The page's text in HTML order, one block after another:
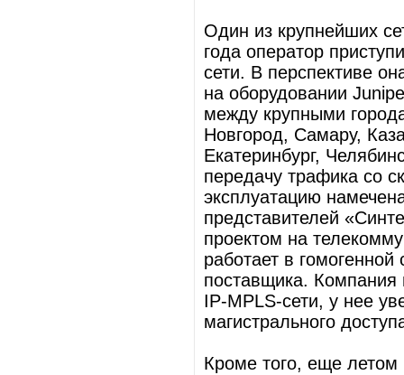
Один из крупнейших
года оператор
сети. В перспективе
на оборудовании
между крупными
Новгород, Самару,
Екатеринбург,
передачу трафика со
эксплуатацию
представителей
проектом на
работает в
поставщика. Компания
IP-MPLS-сети, у нее
магистрального
Кроме того, еще